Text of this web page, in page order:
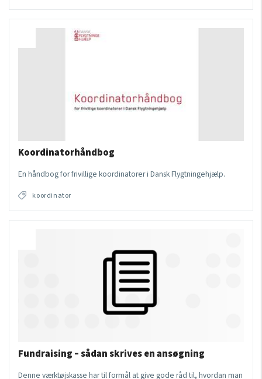
Koordinatorhåndbog
En håndbog for frivillige koordinatorer i Dansk Flygtningehjælp.
koordinator
Fundraising – sådan skrives en ansøgning
Denne værktøjskasse har til formål at give gode råd til, hvordan man